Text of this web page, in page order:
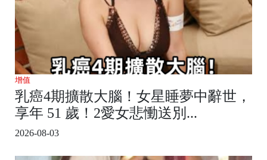
增值
乳癌4期擴散大腦！女星睡夢中辭世，
享年 51 歲！2愛女悲慟送別...
2026-08-03